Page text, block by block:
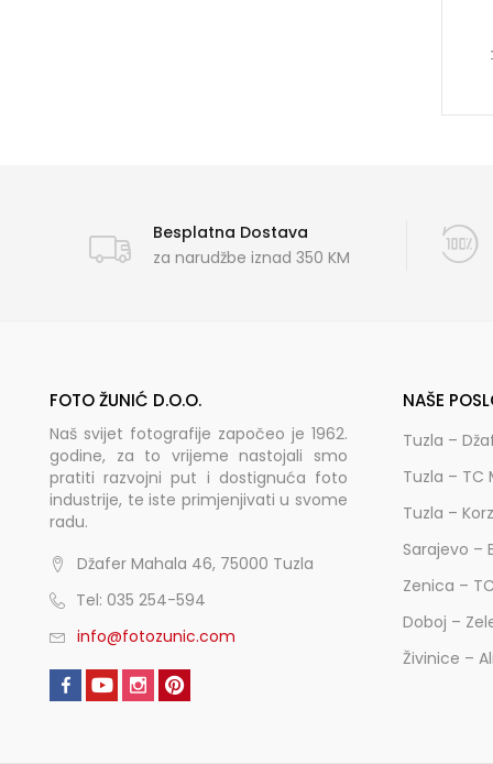
Besplatna Dostava
za narudžbe iznad 350 KM
FOTO ŽUNIĆ D.O.O.
Naš svijet fotografije započeo je 1962.
godine, za to vrijeme nastojali smo
pratiti razvojni put i dostignuća foto
industrije, te iste primjenjivati u svome
radu.
Džafer Mahala 46, 75000 Tuzla
Tel: 035 254-594
info@fotozunic.com
NAŠE
Tuzla –
Tuzla – TC
Tuzla –
Sarajevo –
Zenica –
Doboj –
Živinice –